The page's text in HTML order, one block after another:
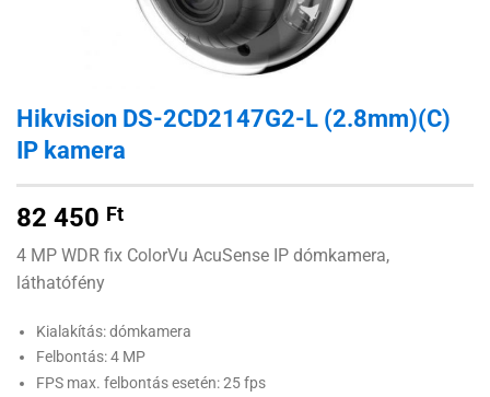
Hikvision DS-2CD2147G2-L (2.8mm)(C)
IP kamera
82 450 Ft
4 MP WDR fix ColorVu AcuSense IP dómkamera,
láthatófény
Kialakítás: dómkamera
Felbontás: 4 MP
FPS max. felbontás esetén: 25 fps